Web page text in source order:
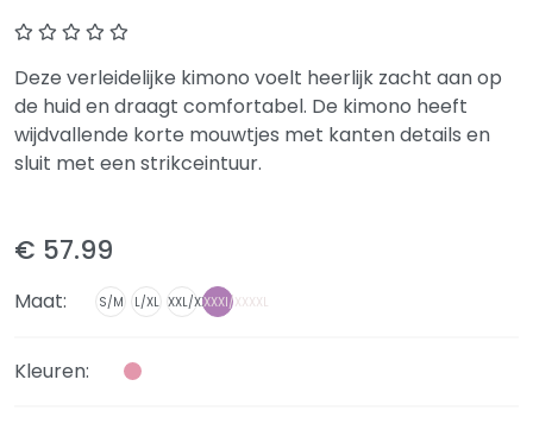
Deze verleidelijke kimono voelt heerlijk zacht aan op
de huid en draagt comfortabel. De kimono heeft
wijdvallende korte mouwtjes met kanten details en
sluit met een strikceintuur.
€ 57.99
Maat: S/M L/XL XXL/XXXLXXXl/XXXXL
Kleuren: